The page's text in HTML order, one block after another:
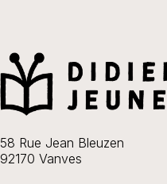
58 Rue Jean Bleuzen
92170 Vanves